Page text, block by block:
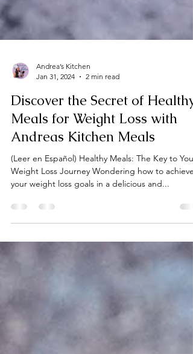
Andrea’s Kitchen
Jan 31, 2024
2 min read
Discover the Secret of Healthy
Meals for Weight Loss with
Andreas Kitchen Meals
(Leer en Español) Healthy Meals: The Key to Your
your weight loss goals in a delicious and...